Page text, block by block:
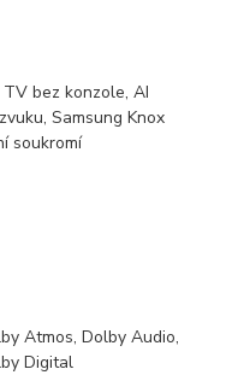
bez konzole, AI
Samsung Knox
soukromí
Atmos, Dolby Audio,
Digital